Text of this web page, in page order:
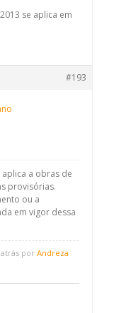
se aplica em
#193
a obras de
provisórias.
ou a
em vigor dessa
por Andreza